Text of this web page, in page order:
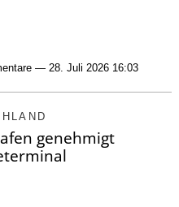
— 28. Juli 2026 16:03
genehmigt